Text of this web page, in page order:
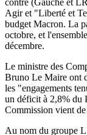
Agir et "Liberté et
budget Macron. La
octobre, et
décembre.
Le ministre des
Bruno Le Maire ont
les "engagements
un déficit à 2,8% du
Commission vient
Au nom du groupe